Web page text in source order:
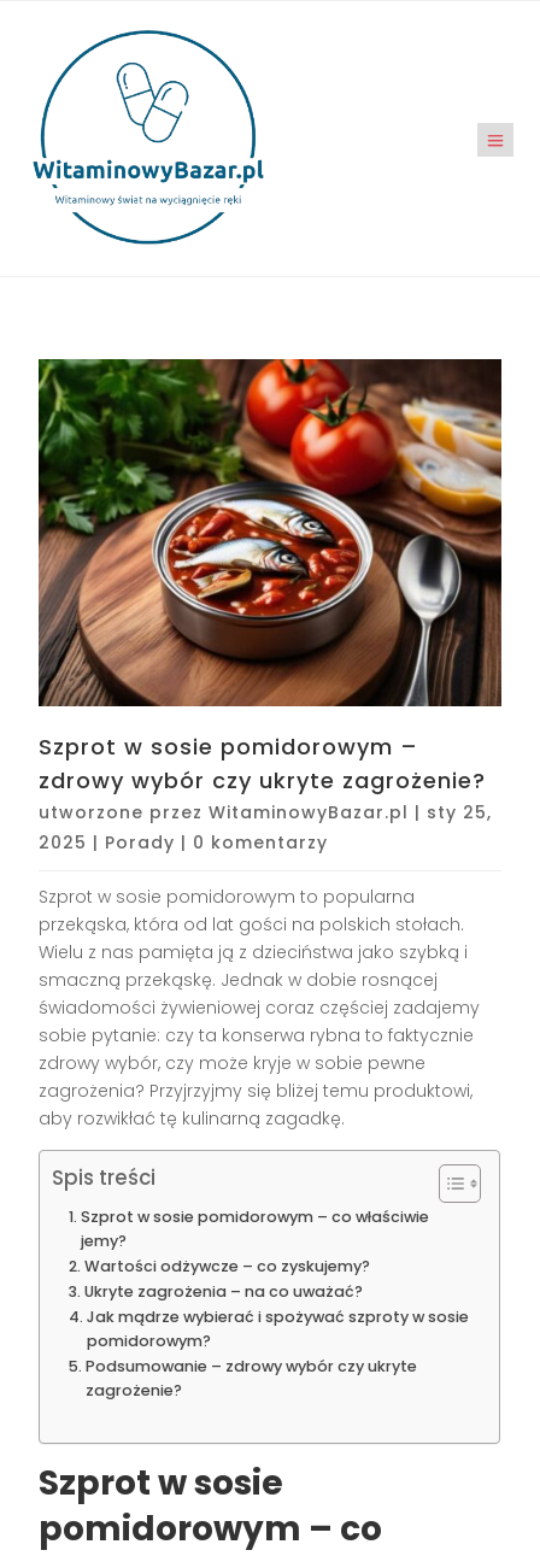
Szprot w sosie pomidorowym –
zdrowy wybór czy ukryte zagrożenie?
utworzone przezWitaminowyBazar.pl | sty 25,
2025 | Porady | 0 komentarzy
Szprot w sosie pomidorowym to popularna
przekąska, która od lat gości na polskich stołach.
Wielu z nas pamięta ją z dzieciństwa jako szybką i
smaczną przekąskę. Jednak w dobie rosnącej
świadomości żywieniowej coraz częściej zadajemy
sobie pytanie: czy ta konserwa rybna to faktycznie
zdrowy wybór, czy może kryje w sobie pewne
zagrożenia? Przyjrzyjmy się bliżej temu produktowi,
aby rozwikłać tę kulinarną zagadkę.
Spis treści
Szprot w sosie pomidorowym – co właściwie
jemy?
Wartości odżywcze – co zyskujemy?
Ukryte zagrożenia – na co uważać?
Jak mądrze wybierać i spożywać szproty w sosie
pomidorowym?
Podsumowanie – zdrowy wybór czy ukryte
zagrożenie?
Szprot w sosie
pomidorowym – co